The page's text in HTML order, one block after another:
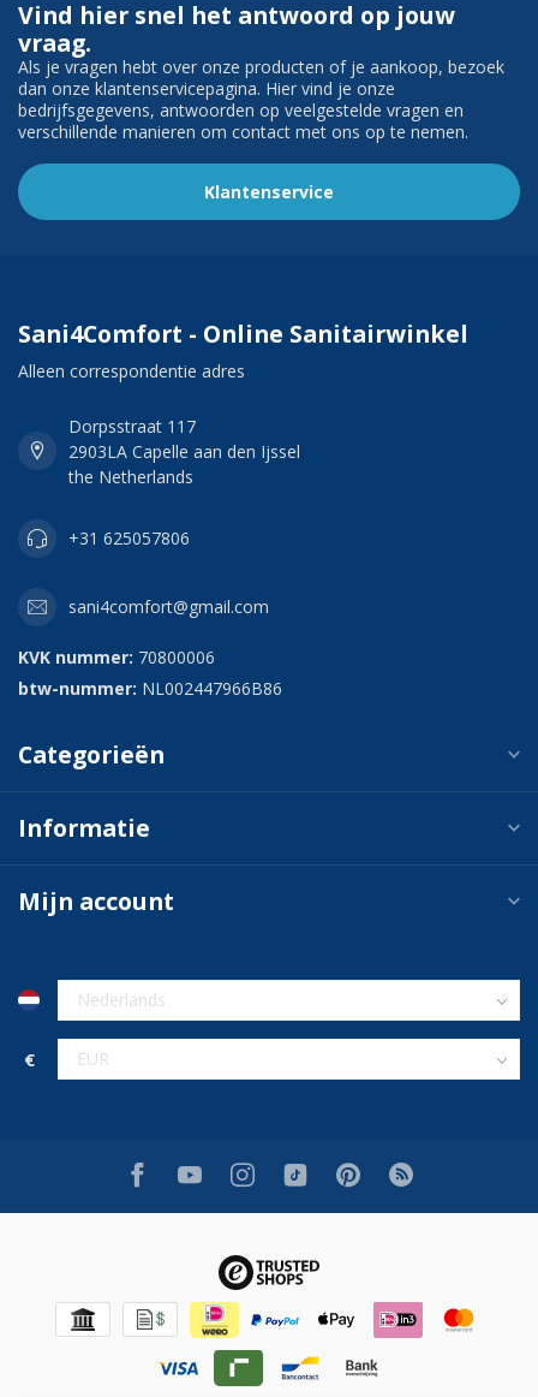
Vind hier snel het antwoord op jouw
vraag.
Als je vragen hebt over onze producten of je aankoop, bezoek
dan onze klantenservicepagina. Hier vind je onze
bedrijfsgegevens, antwoorden op veelgestelde vragen en
verschillende manieren om contact met ons op te nemen.
Klantenservice
Sani4Comfort - Online Sanitairwinkel
Alleen correspondentie adres
Dorpsstraat 117
2903LA Capelle aan den Ijssel
the Netherlands
+31 625057806
sani4comfort@gmail.com
KVK nummer: 70800006
btw-nummer: NL002447966B86
Categorieën
Informatie
Mijn account
€